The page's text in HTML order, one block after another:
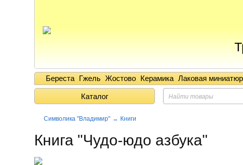
Береста Гжель Жостово Керамика Лаковая
Каталог
Символика "Владимир" Книги
Книга "Чудо-юдо азбука"